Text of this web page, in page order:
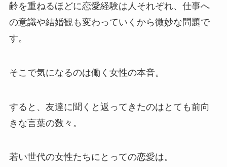
齢を重ねるほどに恋愛経験は人それぞれ、仕事へ
の意識や結婚観も変わっていくから微妙な問題で
す。
そこで気になるのは働く女性の本音。
すると、友達に聞くと返ってきたのはとても前向
きな言葉の数々。
若い世代の女性たちにとっての恋愛は。